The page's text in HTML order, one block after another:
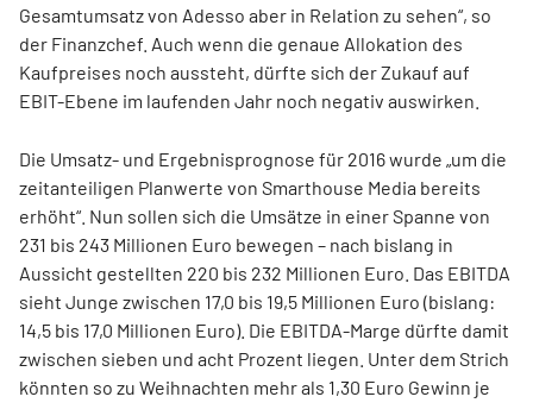
Gesamtumsatz von Adesso aber in Relation zu sehen“, so
der Finanzchef. Auch wenn die genaue Allokation des
Kaufpreises noch aussteht, dürfte sich der Zukauf auf
EBIT-Ebene im laufenden Jahr noch negativ auswirken.
Die Umsatz- und Ergebnisprognose für 2016 wurde „um die
zeitanteiligen Planwerte von Smarthouse Media bereits
erhöht“. Nun sollen sich die Umsätze in einer Spanne von
231 bis 243 Millionen Euro bewegen – nach bislang in
Aussicht gestellten 220 bis 232 Millionen Euro. Das EBITDA
sieht Junge zwischen 17,0 bis 19,5 Millionen Euro (bislang:
14,5 bis 17,0 Millionen Euro). Die EBITDA-Marge dürfte damit
zwischen sieben und acht Prozent liegen. Unter dem Strich
könnten so zu Weihnachten mehr als 1,30 Euro Gewinn je